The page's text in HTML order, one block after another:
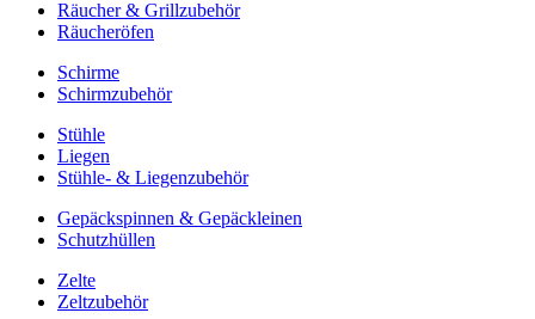
Räucher & Grillzubehör
Räucheröfen
Schirme
Schirmzubehör
Stühle
Liegen
Stühle- & Liegenzubehör
Gepäckspinnen & Gepäckleinen
Schutzhüllen
Zelte
Zeltzubehör